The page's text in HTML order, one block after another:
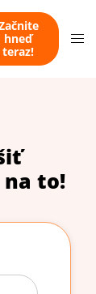
hneď
teraz!
na to!